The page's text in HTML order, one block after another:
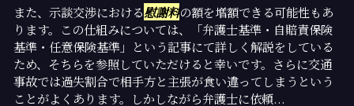
また、示談交渉における慰謝料の額を増額できる可能性もあ
ります。この仕組みについては、「弁護士基準・自賠責保険
基準・任意保険基準」という記事にて詳しく解説をしている
ため、そちらを参照していただけると幸いです。さらに交通
事故では過失割合で相手方と主張が食い違ってしまうという
ことがよくあります。しかしながら弁護士に依頼...